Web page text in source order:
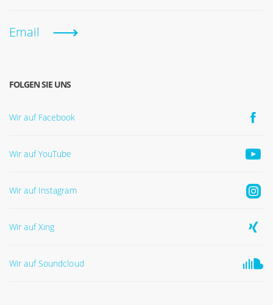
Email
FOLGEN SIE UNS
Wir auf Facebook
Wir auf YouTube
Wir auf Instagram
Wir auf Xing
Wir auf Soundcloud